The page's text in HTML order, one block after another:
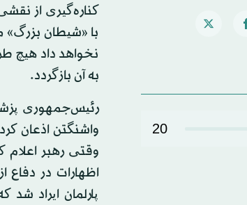
20
کناره‌گیری از
با «شیطان
نخواهد داد هیچ
به آن بازگردد.
رئیس‌جمهوری
واشنگتن اذعان
وقتی رهبر اعلام
اظهارات در دفاع
پارلمان ایراد